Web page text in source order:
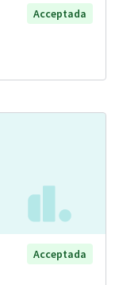
Acceptada
Acceptada